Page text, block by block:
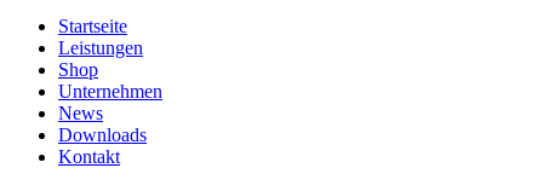
Startseite
Leistungen
Shop
Unternehmen
News
Downloads
Kontakt